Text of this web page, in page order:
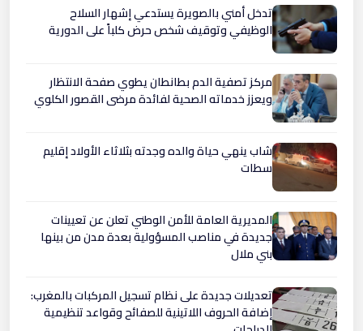
تدخل أمني بالصويرة يستدعي إشهار السلاح
الوظيفي وتوقيف شخص حرض كلباً على الدورية
مركز تصفية الدم بطانطان يطوي صفحة الانتظار
ويعزز خدماته الصحية لفائدة مرضى القصور الكلوي
شاب ينهي حياة والده وجدته بثلاثاء الأولاد إقليم
سطات
المديرية العامة للأمن الوطني تعلن عن تعيينات
جديدة في مناصب المسؤولية بعدة مدن من بينها
بني ملال
تعديلات جديدة على نظام تسجيل المركبات بالمغرب:
إضافة الحروف اللاتينية للصفائح وقواعد تنظيمية